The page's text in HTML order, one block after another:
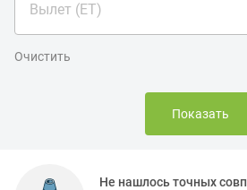
Вылет (ET)
Очистить
Показать
Не нашлось точных